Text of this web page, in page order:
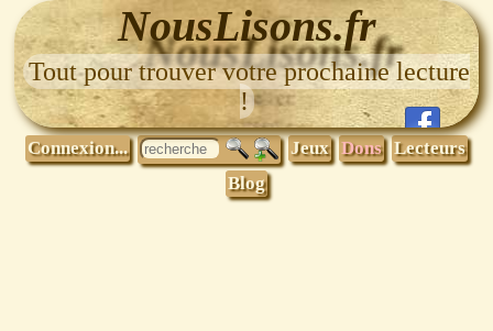
NousLisons.fr
Tout pour trouver votre prochaine lecture
!
Connexion... Jeux Dons Lecteurs
Blog